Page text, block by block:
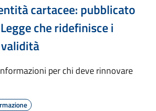
cartacee: pubblicato
che ridefinisce i
per chi deve rinnovare